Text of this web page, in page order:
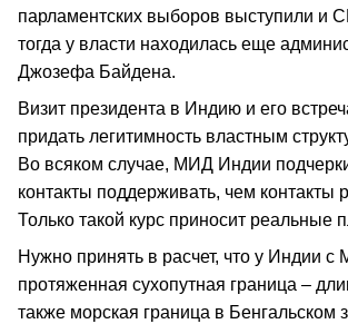
парламентских выборов выступили и
тогда у власти находилась еще
Джозефа Байдена.
Визит президента в Индию и его
придать легитимность властным
Во всяком случае, МИД Индии
контакты поддерживать, чем контакты
Только такой курс приносит реальные
Нужно принять в расчет, что у Индии с
протяженная сухопутная граница –
также морская граница в Бенгальском